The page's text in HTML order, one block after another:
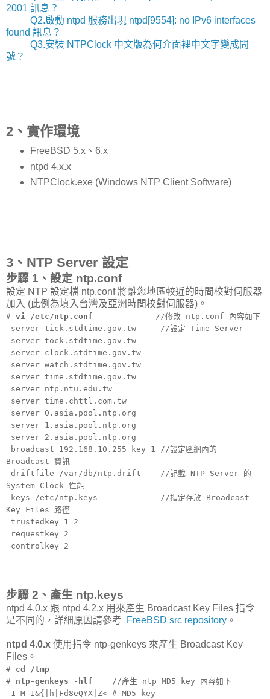
2001 訊息？
Q2.啟動 ntpd 服務出現 ntpd[9554]: no IPv6 interfaces
found 訊息？
Q3.安裝 NTPClock 中文版為何介面裡中文字變成問
號？
2、實作環境
FreeBSD 5.x、6.x
ntpd 4.x.x
NTPClock.exe (Windows NTP Client Software)
3、NTP Server 設定
步驟 1、設定 ntp.conf
設定 NTP 設定檔 ntp.conf 將離您地區較近的時間校對伺服器
加入 (此例為填入台灣及亞洲時間校對伺服器)。
# vi /etc/ntp.conf //修改 ntp.conf 內容如下
server tick.stdtime.gov.tw //設定 Time Server
server tock.stdtime.gov.tw
server clock.stdtime.gov.tw
server watch.stdtime.gov.tw
server time.stdtime.gov.tw
server ntp.ntu.edu.tw
server time.chttl.com.tw
server 0.asia.pool.ntp.org
server 1.asia.pool.ntp.org
server 2.asia.pool.ntp.org
broadcast 192.168.10.255 key 1 //設定區網內的
Broadcast 資訊
driftfile /var/db/ntp.drift //記載 NTP Server 的
System Clock 性能
keys /etc/ntp.keys //指定存放 Broadcast
Key Files 路徑
trustedkey 1 2
requestkey 2
controlkey 2
步驟 2、產生 ntp.keys
ntpd 4.0.x 跟 ntpd 4.2.x 用來產生 Broadcast Key Files 指令
是不同的，詳細原因請參考
FreeBSD src repository 。
ntpd 4.0.x 使用指令 ntp-genkeys 來產生 Broadcast Key
Files。
# cd /tmp
# ntp-genkeys -hlf //產生 ntp MD5 key 內容如下
1 M 1&{|h|Fd8eQYX|Z< # MD5 key